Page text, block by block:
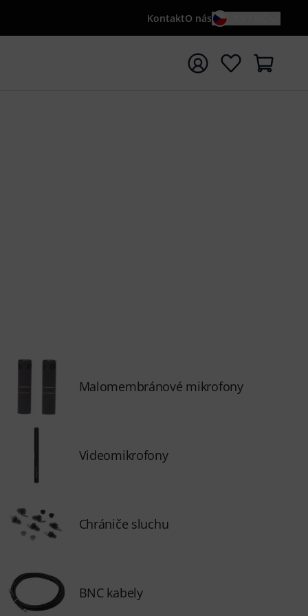
KontaktO nás
s vyhledávaným výrazem {searchTerm}
Malomembránové mikrofony
Videomikrofony
Chrániče sluchu
BNC kabely